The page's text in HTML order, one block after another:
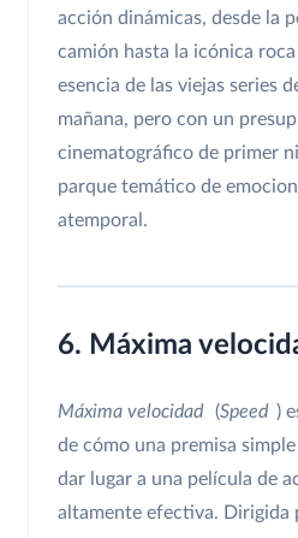
acción dinámicas, desde la
camión hasta la icónica
esencia de las viejas series
mañana, pero con un
cinematográfico de primer
parque temático de
atemporal.
6. Máxima
Máxima velocidad (Speed )
de cómo una premisa
dar lugar a una película de
altamente efectiva. Dirigida